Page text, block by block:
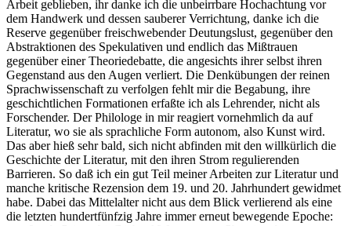
Arbeit geblieben, ihr danke ich die unbeirrbare Hochachtung vor
dem Handwerk und dessen sauberer Verrichtung, danke ich die
Reserve gegenüber freischwebender Deutungslust, gegenüber den
Abstraktionen des Spekulativen und endlich das Mißtrauen
gegenüber einer Theoriedebatte, die angesichts ihrer selbst ihren
Gegenstand aus den Augen verliert. Die Denkübungen der reinen
Sprachwissenschaft zu verfolgen fehlt mir die Begabung, ihre
geschichtlichen Formationen erfaßte ich als Lehrender, nicht als
Forschender. Der Philologe in mir reagiert vornehmlich da auf
Literatur, wo sie als sprachliche Form autonom, also Kunst wird.
Das aber hieß sehr bald, sich nicht abfinden mit den willkürlich die
Geschichte der Literatur, mit den ihren Strom regulierenden
Barrieren. So daß ich ein gut Teil meiner Arbeiten zur Literatur und
manche kritische Rezension dem 19. und 20. Jahrhundert gewidmet
habe. Dabei das Mittelalter nicht aus dem Blick verlierend als eine
die letzten hundertfünfzig Jahre immer erneut bewegende Epoche: